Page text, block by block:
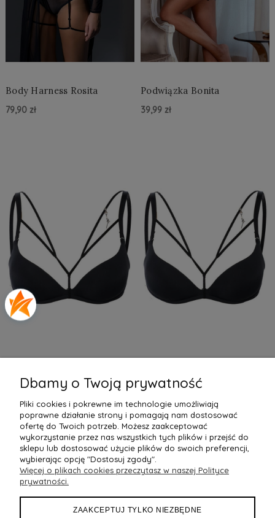
Body Harness Rosita
79,90 zł
Podwiązka Bonita
39,99 zł
Ramiączka ozdobne STRAPS
Grace & CHARMS WING
23,90 zł
Do Koszyka »
Ramiączka ozdobne STRAPS
Grace & CHARMS WINGS
23,90 zł
Do Koszyka »
POMOC
MOJE KONTO
Dbamy o Twoją prywatność
Pliki cookies i pokrewne im technologie umożliwiają
poprawne działanie strony i pomagają nam dostosować
ofertę do Twoich potrzeb. Możesz zaakceptować
wykorzystanie przez nas wszystkich tych plików i przejść do
sklepu lub dostosować użycie plików do swoich preferencji,
wybierając opcję "Dostosuj zgody".
Więcej o plikach cookies przeczytasz w naszej Polityce
prywatności.
ZAAKCEPTUJ TYLKO NIEZBĘDNE